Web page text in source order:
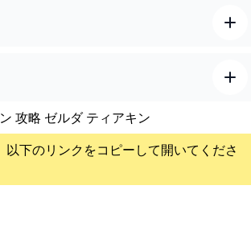
攻略 ゼルダ ティアキン
以下のリンクをコピーして開いてくださ